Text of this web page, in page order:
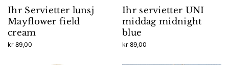
Ihr Servietter lunsj
Mayflower field
cream
kr 89,00
Ihr servietter UNI
middag midnight
blue
kr 89,00